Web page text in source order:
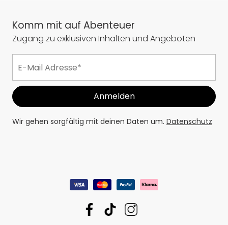
Komm mit auf Abenteuer
Zugang zu exklusiven Inhalten und Angeboten
Wir gehen sorgfältig mit deinen Daten um. Datenschutz